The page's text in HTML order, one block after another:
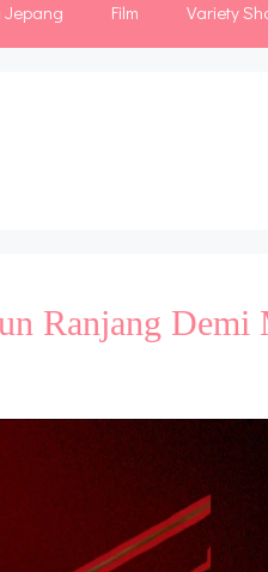
Jepang Film Variety
Ranjang